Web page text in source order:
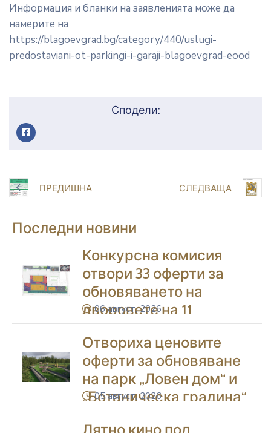
Информация и бланки на заявленията може да
намерите на
https://blagoevgrad.bg/category/440/uslugi-
predostaviani-ot-parkingi-i-garaji-blagoevgrad-eood
Сподели:
ПРЕДИШНА СЛЕДВАЩА
Последни новини
Конкурсна комисия
отвори 33 оферти за
обновяването на
дворовете на 11
училища в Благоевград
icon
06 август, 2026
Отвориха ценовите
оферти за обновяване
на парк „Ловен дом“ и
„Ботаническа градина“
в Благоевград
icon
05 август, 2026
Лятно кино под